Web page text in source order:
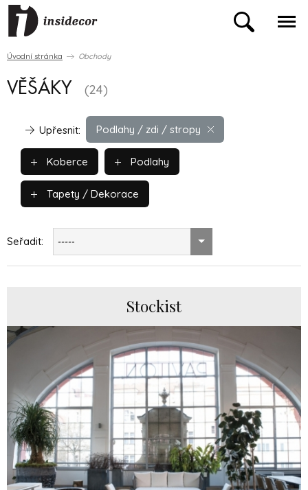
Úvodní stránka Obchody
VĚŠÁKY (24)
Podlahy / zdi / stropy
Upřesnit:
Koberce Podlahy
Tapety / Dekorace
Seřadit: -----
Stockist